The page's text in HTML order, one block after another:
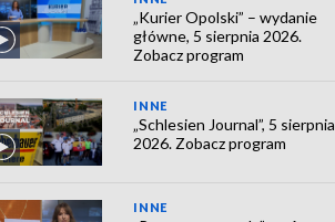
„Kurier Opolski” – wydanie
główne, 5 sierpnia 2026.
Zobacz program
INNE
„Schlesien Journal”, 5 sierpnia
2026. Zobacz program
INNE